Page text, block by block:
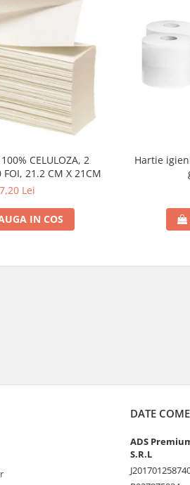
CELULOZA, 2
FOI, 21.2 CM X 21CM
7,20 Lei
IN COS
Hartie
DATE
ADS
S.R.L